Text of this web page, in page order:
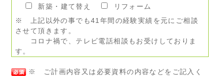
新築・建て替え
リフォーム
※ 上記以外の事でも41年間の経験実績を元にご相談
させて頂きます。
コロナ禍で、テレビ電話相談もお受けしておりま
す。
※ ご計画内容又は必要資料の内容などをご記入く